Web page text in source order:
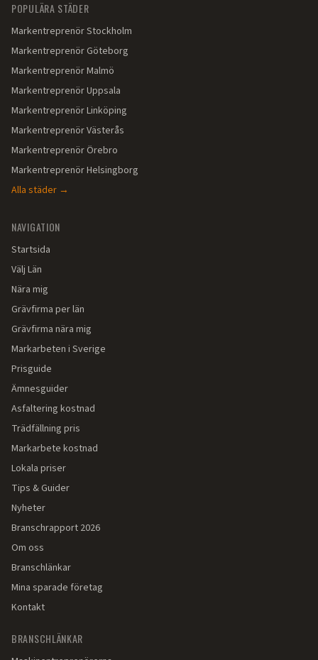
POPULÄRA STÄDER
MarkentreprenörStockholm
MarkentreprenörGöteborg
MarkentreprenörMalmö
MarkentreprenörUppsala
MarkentreprenörLinköping
MarkentreprenörVästerås
MarkentreprenörÖrebro
MarkentreprenörHelsingborg
Alla städer →
NAVIGATION
Startsida
Välj Län
Nära mig
Grävfirma per län
Grävfirma nära mig
Markarbeten i Sverige
Prisguide
Ämnesguider
Asfaltering kostnad
Trädfällning pris
Markarbete kostnad
Lokala priser
Tips & Guider
Nyheter
Branschrapport 2026
Om oss
Branschlänkar
Mina sparade företag
Kontakt
BRANSCHLÄNKAR